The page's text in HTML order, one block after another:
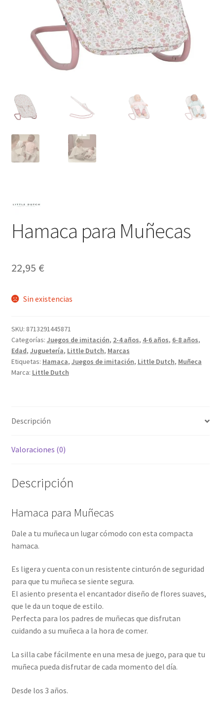
Hamaca para Muñecas
22,95 €
Sin existencias
SKU: 8713291445871
Categorías: Juegos de imitación, 2-4 años, 4-6 años, 6-8 años,
Edad, Juguetería, Little Dutch, Marcas
Etiquetas: Hamaca, Juegos de imitación, Little Dutch, Muñeca
Marca: Little Dutch
Descripción
Valoraciones (0)
Descripción
Hamaca para Muñecas
Dale a tu muñeca un lugar cómodo con esta compacta
hamaca.
Es ligera y cuenta con un resistente cinturón de seguridad
para que tu muñeca se siente segura.
El asiento presenta el encantador diseño de flores suaves,
que le da un toque de estilo.
Perfecta para los padres de muñecas que disfrutan
cuidando a su muñeca a la hora de comer.
La silla cabe fácilmente en una mesa de juego, para que tu
muñeca pueda disfrutar de cada momento del día.
Desde los 3 años.